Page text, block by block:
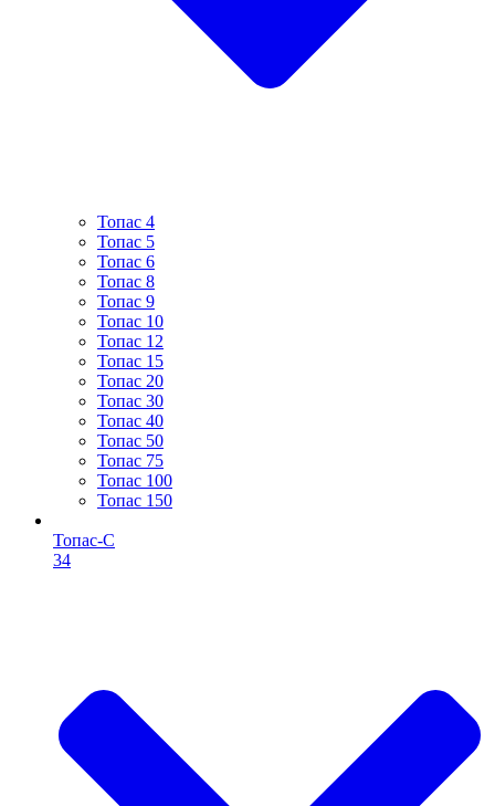
Топас 4
Топас 5
Топас 6
Топас 8
Топас 9
Топас 10
Топас 12
Топас 15
Топас 20
Топас 30
Топас 40
Топас 50
Топас 75
Топас 100
Топас 150
Топас-С
34